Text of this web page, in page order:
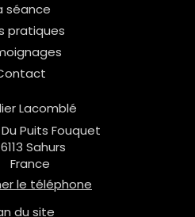
séance
pratiques
Lacomblé
Puits Fouquet
Sahurs
France
le téléphone
du site